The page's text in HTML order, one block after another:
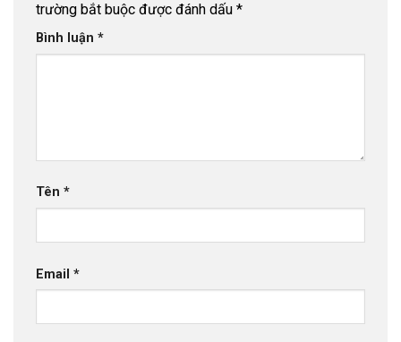
trường bắt buộc được đánh dấu *
Bình luận *
Tên *
Email *